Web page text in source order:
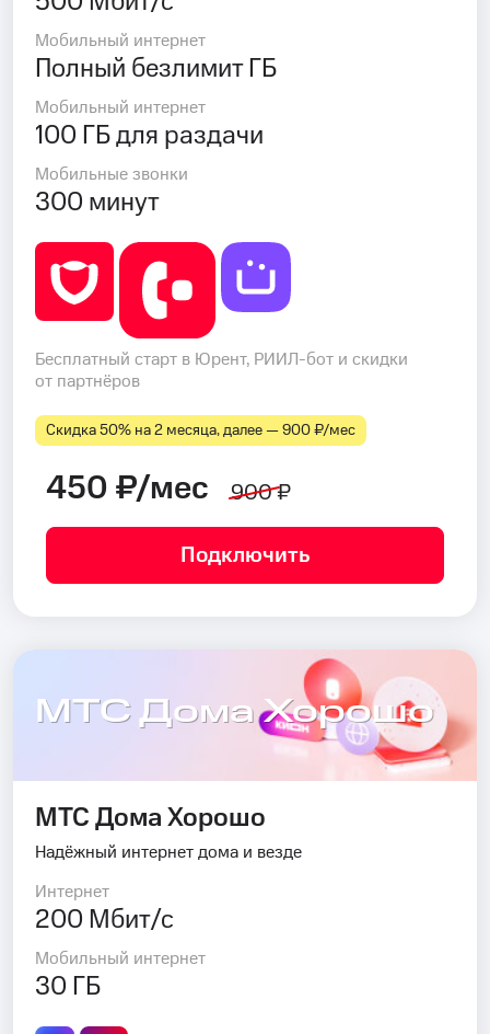
Мобильный интернет
Полный безлимит ГБ
Мобильный интернет
100 ГБ для раздачи
Мобильные звонки
300 минут
Бесплатный старт в Юрент, РИИЛ-бот и скидки
от партнёров
Скидка 50% на 2 месяца, далее — 900 ₽⁠/⁠мес
450 ₽/мес 900 ₽
Подключить
МТС Дома Хорошо
МТС Дома Хорошо
Надёжный интернет дома и везде
Интернет
200 Мбит/с
Мобильный интернет
30 ГБ